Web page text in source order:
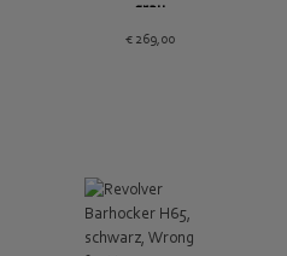
grau
€269,00